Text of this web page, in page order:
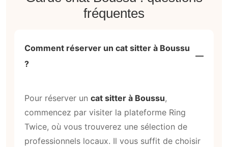
fréquentes
Comment réserver un cat sitter à Boussu
?
Pour réserver un cat sitter à Boussu,
commencez par visiter la plateforme Ring
Twice, où vous trouverez une sélection de
professionnels locaux. Il vous suffit de choisir